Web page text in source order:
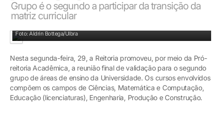
Grupo é o segundo a participar da transição da
matriz curricular
Foto: Aldrin Bottega/Ulbra
Nesta segunda-feira, 29, a Reitoria promoveu, por meio da Pró-
reitoria Acadêmica, a reunião final de validação para o segundo
grupo de áreas de ensino da Universidade. Os cursos envolvidos
compõem os campos de Ciências, Matemática e Computação,
Educação (licenciaturas), Engenharia, Produção e Construção.